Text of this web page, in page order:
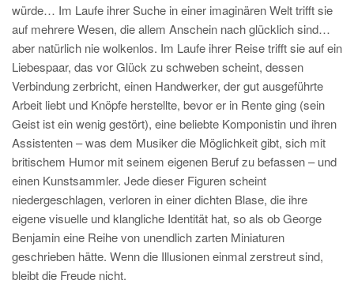
würde… Im Laufe ihrer Suche in einer imaginären Welt trifft sie
auf mehrere Wesen, die allem Anschein nach glücklich sind…
aber natürlich nie wolkenlos. Im Laufe ihrer Reise trifft sie auf ein
Liebespaar, das vor Glück zu schweben scheint, dessen
Verbindung zerbricht, einen Handwerker, der gut ausgeführte
Arbeit liebt und Knöpfe herstellte, bevor er in Rente ging (sein
Geist ist ein wenig gestört), eine beliebte Komponistin und ihren
Assistenten – was dem Musiker die Möglichkeit gibt, sich mit
britischem Humor mit seinem eigenen Beruf zu befassen – und
einen Kunstsammler. Jede dieser Figuren scheint
niedergeschlagen, verloren in einer dichten Blase, die ihre
eigene visuelle und klangliche Identität hat, so als ob George
Benjamin eine Reihe von unendlich zarten Miniaturen
geschrieben hätte. Wenn die Illusionen einmal zerstreut sind,
bleibt die Freude nicht.